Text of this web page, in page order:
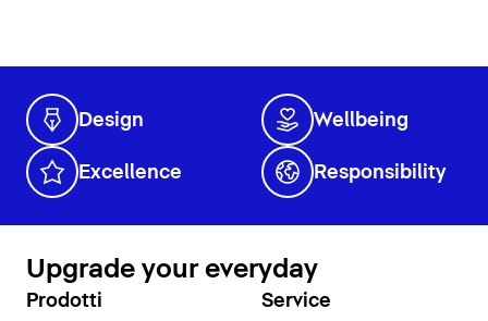
Design Wellbeing
Excellence Responsibility
Upgrade your everyday
Prodotti Service